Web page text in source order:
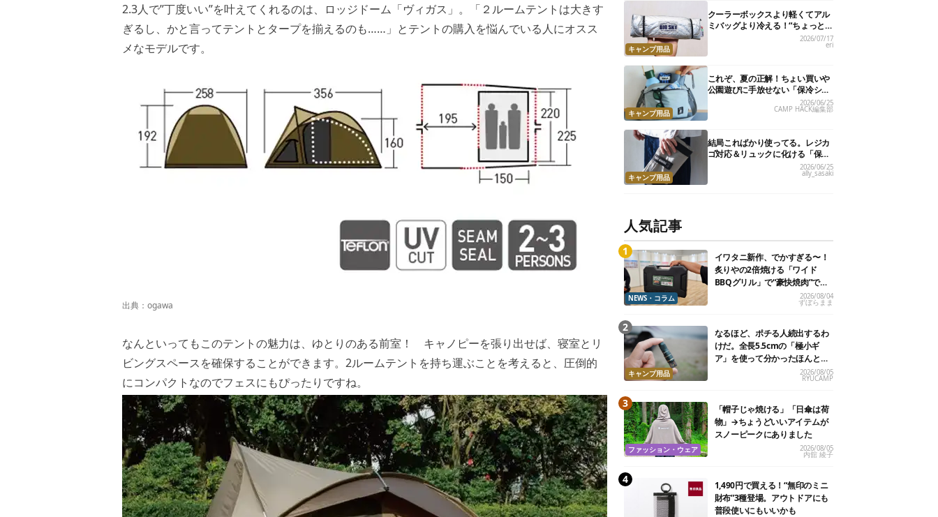
2.3人で”丁度いい”を叶えてくれるのは、ロッジドーム「ヴィガス」。「２ルームテントは大きす
ぎるし、かと言ってテントとタープを揃えるのも……」とテントの購入を悩んでいる人にオスス
メなモデルです。
出典： ogawa
なんといってもこのテントの魅力は、ゆとりのある前室！ キャノピーを張り出せば、寝室とリ
ビングスペースを確保することができます。2ルームテントを持ち運ぶことを考えると、圧倒的
にコンパクトなのでフェスにもぴったりですね。
キャンプ用品
クーラーボックスより軽くてアル
ミバッグより冷える！“ちょっと
の保冷”に大活躍の軽量バッグ7選
2026/07/17
eri
キャンプ用品
これぞ、夏の正解！ちょい買いや
公園遊びに手放せない「保冷ショ
2026/06/25
CAMP HACK編集部
キャンプ用品
結局こればかり使ってる。レジカ
ゴ対応＆リュックに化ける「保冷
2026/06/25
ally_sasaki
人気記事
NEWS・コラム
イワタニ新作、でかすぎる〜！
炙りやの2倍焼ける「ワイド
BBQグリル」で“豪快焼肉”でき
2026/08/04
ずぼらまま
キャンプ用品
なるほど、ポチる人続出するわ
けだ。全長5.5cmの「極小ギ
ア」を使って分かったほんとの
2026/08/05
RYUCAMP
ファッション・ウェア
「帽子じゃ焼ける」「日傘は荷
物」→ちょうどいいアイテムが
スノーピークにありました
2026/08/05
内舘 綾子
1,490円で買える！“無印のミニ
財布”3種登場。アウトドアにも
普段使いにもいいかも